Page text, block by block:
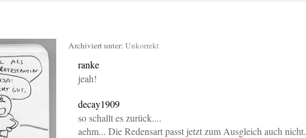
Archiviert unter: Unkorrekt
ranke
jeah!
decay1909
so schallt es zurück....
aehm... Die Redensart passt jetzt zum Ausgleich auch nicht.